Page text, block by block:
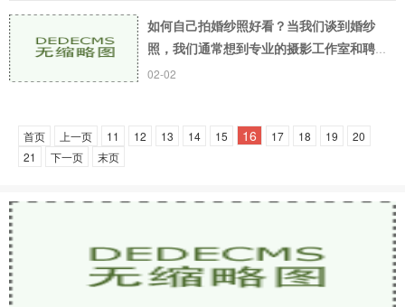
如何自己拍婚纱照好看？当我们谈到婚纱
照，我们通常想到专业的摄影工作室和聘请
专业的摄影师来拍摄。但是，现在有越来越
02-02
首页 上一页 11 12 13 14 15 16 17 18 19
20
21
下一页 末页